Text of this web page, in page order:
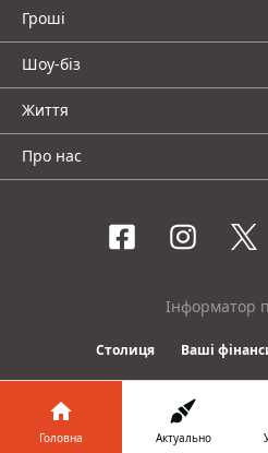
Гроші
Шоу-біз
Життя
Про нас
Інформатор
Столиця Ваші
© 2016-2026
Головна Актуально